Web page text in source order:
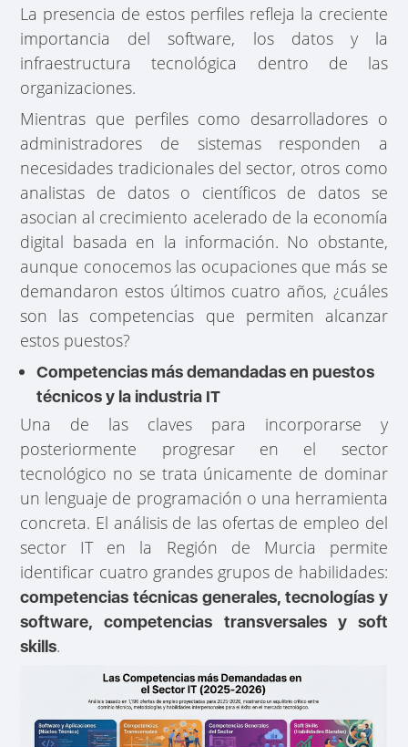
La presencia de estos perfiles refleja la creciente
importancia del software, los datos y la
infraestructura tecnológica dentro de las
organizaciones.
Mientras que perfiles como desarrolladores o
administradores de sistemas responden a
necesidades tradicionales del sector, otros como
analistas de datos o científicos de datos se
asocian al crecimiento acelerado de la economía
digital basada en la información. No obstante,
aunque conocemos las ocupaciones que más se
demandaron estos últimos cuatro años, ¿cuáles
son las competencias que permiten alcanzar
estos puestos?
Competencias más demandadas en puestos
técnicos y la industria IT
Una de las claves para incorporarse y
posteriormente progresar en el sector
tecnológico no se trata únicamente de dominar
un lenguaje de programación o una herramienta
concreta. El análisis de las ofertas de empleo del
sector IT en la Región de Murcia permite
identificar cuatro grandes grupos de habilidades:
competencias técnicas generales, tecnologías y
software, competencias transversales y soft
skills.